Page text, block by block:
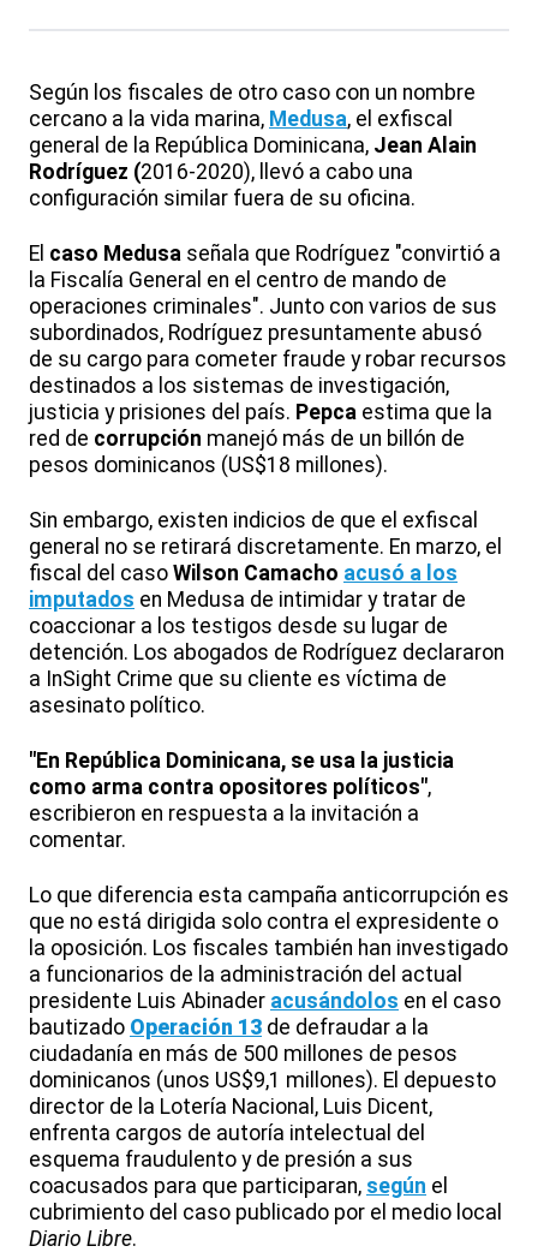
Según los fiscales de otro caso con un nombre
cercano a la vida marina, Medusa, el exfiscal
general de la República Dominicana, Jean Alain
Rodríguez (2016-2020), llevó a cabo una
configuración similar fuera de su oficina.
El caso Medusa señala que Rodríguez "convirtió a
la Fiscalía General en el centro de mando de
operaciones criminales". Junto con varios de sus
subordinados, Rodríguez presuntamente abusó
de su cargo para cometer fraude y robar recursos
destinados a los sistemas de investigación,
justicia y prisiones del país. Pepca estima que la
red de corrupción manejó más de un billón de
pesos dominicanos (US$18 millones).
Sin embargo, existen indicios de que el exfiscal
general no se retirará discretamente. En marzo, el
fiscal del caso Wilson Camacho acusó a los
imputados en Medusa de intimidar y tratar de
coaccionar a los testigos desde su lugar de
detención. Los abogados de Rodríguez declararon
a InSight Crime que su cliente es víctima de
asesinato político.
"En República Dominicana, se usa la justicia
como arma contra opositores políticos",
escribieron en respuesta a la invitación a
comentar.
Lo que diferencia esta campaña anticorrupción es
que no está dirigida solo contra el expresidente o
la oposición. Los fiscales también han investigado
a funcionarios de la administración del actual
presidente Luis Abinader acusándolos en el caso
bautizado Operación 13 de defraudar a la
ciudadanía en más de 500 millones de pesos
dominicanos (unos US$9,1 millones). El depuesto
director de la Lotería Nacional, Luis Dicent,
enfrenta cargos de autoría intelectual del
esquema fraudulento y de presión a sus
coacusados para que participaran, según el
cubrimiento del caso publicado por el medio local
Diario Libre.